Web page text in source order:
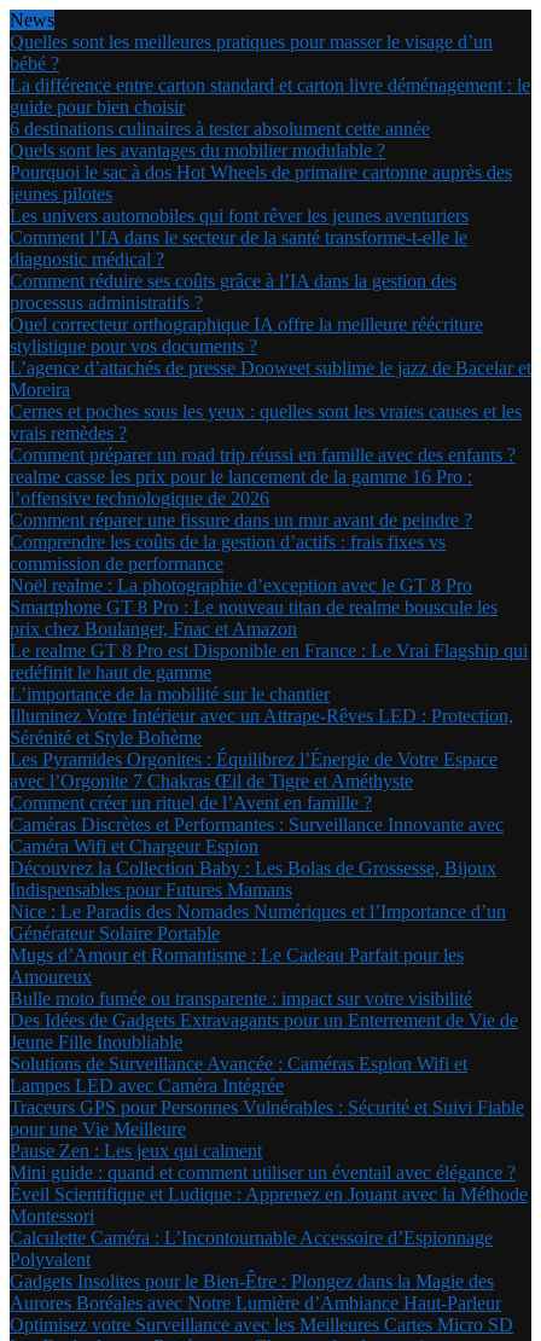
News
Quelles sont les meilleures pratiques pour masser le visage d’un
bébé ?
La différence entre carton standard et carton livre déménagement : le
guide pour bien choisir
6 destinations culinaires à tester absolument cette année
Quels sont les avantages du mobilier modulable ?
Pourquoi le sac à dos Hot Wheels de primaire cartonne auprès des
jeunes pilotes
Les univers automobiles qui font rêver les jeunes aventuriers
Comment l’IA dans le secteur de la santé transforme-t-elle le
diagnostic médical ?
Comment réduire ses coûts grâce à l’IA dans la gestion des
processus administratifs ?
Quel correcteur orthographique IA offre la meilleure réécriture
stylistique pour vos documents ?
L’agence d’attachés de presse Dooweet sublime le jazz de Bacelar et
Moreira
Cernes et poches sous les yeux : quelles sont les vraies causes et les
vrais remèdes ?
Comment préparer un road trip réussi en famille avec des enfants ?
realme casse les prix pour le lancement de la gamme 16 Pro :
l’offensive technologique de 2026
Comment réparer une fissure dans un mur avant de peindre ?
Comprendre les coûts de la gestion d’actifs : frais fixes vs
commission de performance
Noël realme : La photographie d’exception avec le GT 8 Pro
Smartphone GT 8 Pro : Le nouveau titan de realme bouscule les
prix chez Boulanger, Fnac et Amazon
Le realme GT 8 Pro est Disponible en France : Le Vrai Flagship qui
redéfinit le haut de gamme
L’importance de la mobilité sur le chantier
Illuminez Votre Intérieur avec un Attrape-Rêves LED : Protection,
Sérénité et Style Bohème
Les Pyramides Orgonites : Équilibrez l’Énergie de Votre Espace
avec l’Orgonite 7 Chakras Œil de Tigre et Améthyste
Comment créer un rituel de l’Avent en famille ?
Caméras Discrètes et Performantes : Surveillance Innovante avec
Caméra Wifi et Chargeur Espion
Découvrez la Collection Baby : Les Bolas de Grossesse, Bijoux
Indispensables pour Futures Mamans
Nice : Le Paradis des Nomades Numériques et l’Importance d’un
Générateur Solaire Portable
Mugs d’Amour et Romantisme : Le Cadeau Parfait pour les
Amoureux
Bulle moto fumée ou transparente : impact sur votre visibilité
Des Idées de Gadgets Extravagants pour un Enterrement de Vie de
Jeune Fille Inoubliable
Solutions de Surveillance Avancée : Caméras Espion Wifi et
Lampes LED avec Caméra Intégrée
Traceurs GPS pour Personnes Vulnérables : Sécurité et Suivi Fiable
pour une Vie Meilleure
Pause Zen : Les jeux qui calment
Mini guide : quand et comment utiliser un éventail avec élégance ?
Éveil Scientifique et Ludique : Apprenez en Jouant avec la Méthode
Montessori
Calculette Caméra : L’Incontournable Accessoire d’Espionnage
Polyvalent
Gadgets Insolites pour le Bien-Être : Plongez dans la Magie des
Aurores Boréales avec Notre Lumière d’Ambiance Haut-Parleur
Optimisez votre Surveillance avec les Meilleures Cartes Micro SD